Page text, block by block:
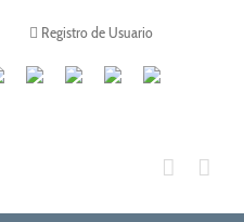
Registro de Usuario
FacebookInstagram
X TwitchContacto